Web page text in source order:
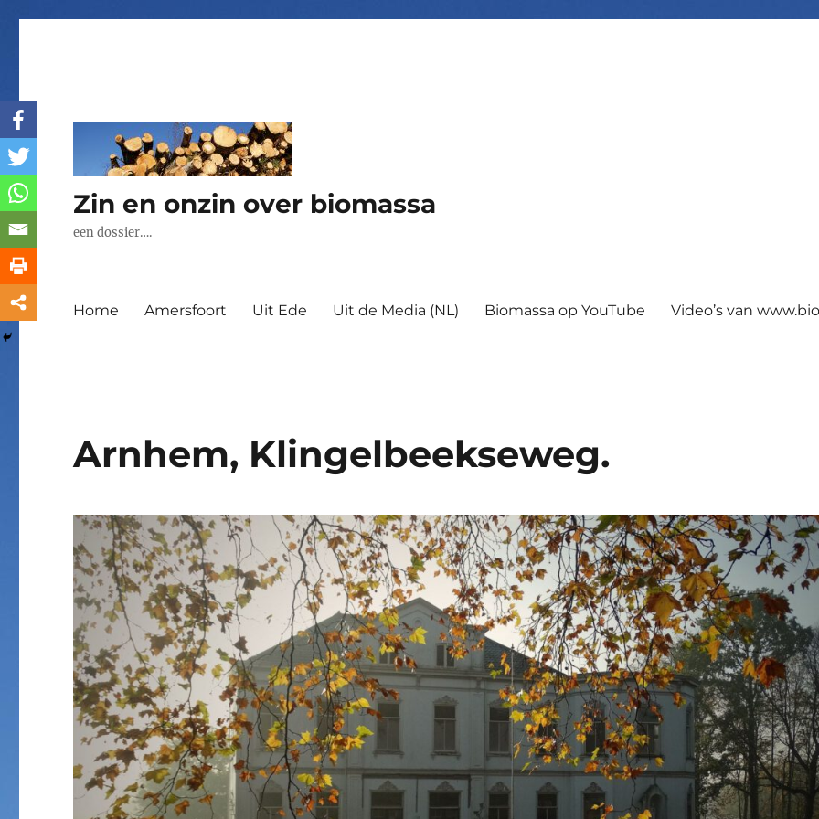
Zin en onzin over biomassa
een dossier….
Home Amersfoort Uit Ede Uit de Media (NL) Biomassa op YouTube Video’s van
Arnhem, Klingelbeekseweg.